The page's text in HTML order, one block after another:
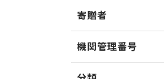
寄贈者
機関管理番号